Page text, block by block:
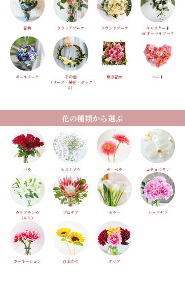
花束 クラッチブーケ ラウンドブーケ
キャスケード
or オーバルブーケ
ボールブーケ
その他
（リース・装花・ボック
ス）
敷き詰め ハート
花の種類から選ぶ
バラ カスミソウ ガーベラ コチョウラン
カサブランカ
（ユリ）
プロテア カラー シャクヤク
カーネーション ひまわり ダリア